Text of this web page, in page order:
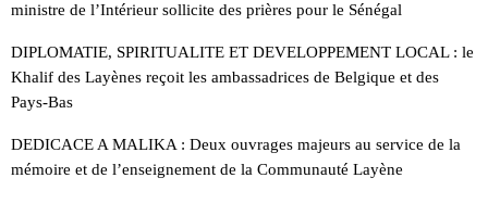
ministre de l’Intérieur sollicite des prières pour le Sénégal
DIPLOMATIE, SPIRITUALITE ET DEVELOPPEMENT LOCAL : le
Khalif des Layènes reçoit les ambassadrices de Belgique et des
Pays-Bas
DEDICACE A MALIKA : Deux ouvrages majeurs au service de la
mémoire et de l’enseignement de la Communauté Layène